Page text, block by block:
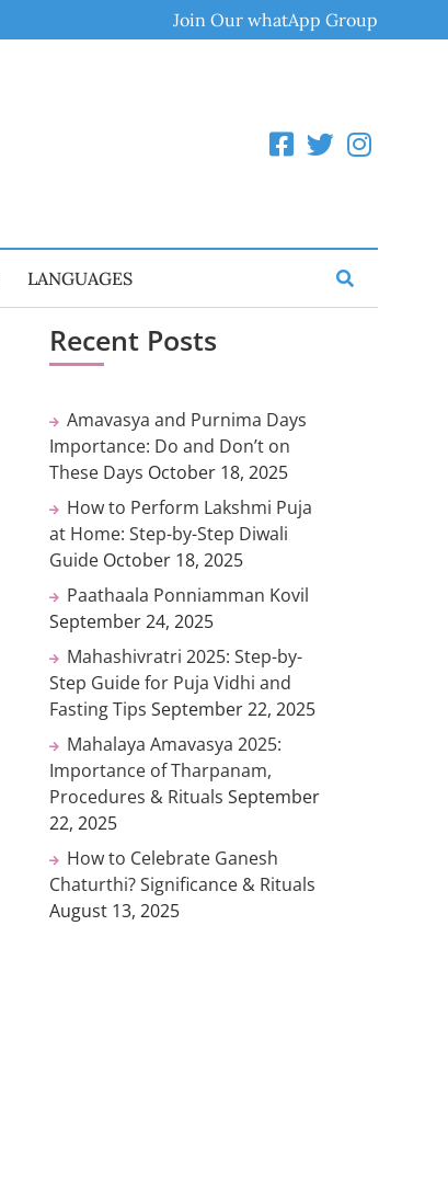
Join Our whatApp Group
LANGUAGES
Recent Posts
Amavasya and Purnima Days
Importance: Do and Don’t on
These Days October 18, 2025
How to Perform Lakshmi Puja
at Home: Step-by-Step Diwali
Guide October 18, 2025
Paathaala Ponniamman Kovil
September 24, 2025
Mahashivratri 2025: Step-by-
Step Guide for Puja Vidhi and
Fasting Tips September 22, 2025
Mahalaya Amavasya 2025:
Importance of Tharpanam,
Procedures & Rituals September
22, 2025
How to Celebrate Ganesh
Chaturthi? Significance & Rituals
August 13, 2025